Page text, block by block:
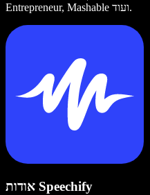
Entrepreneur, Mashable ועוד.
אודות Speechify